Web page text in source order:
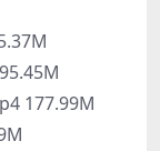
177.99M